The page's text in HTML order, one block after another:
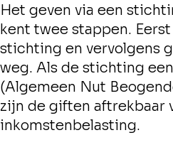
Het geven via een
kent twee stappen.
stichting en vervolgens
weg. Als de stichting
(Algemeen Nut
zijn de giften aftrekbaar
inkomstenbelasting.